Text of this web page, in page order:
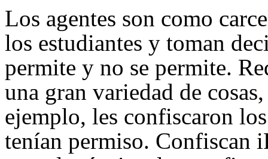
Los agentes son como
los estudiantes y toman
permite y no se permite.
una gran variedad de
ejemplo, les confiscaron
tenían permiso. Confiscan